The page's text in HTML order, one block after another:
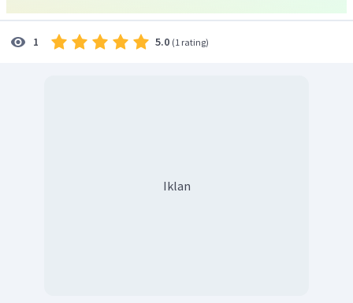
1 5.0 (1 rating)
Iklan